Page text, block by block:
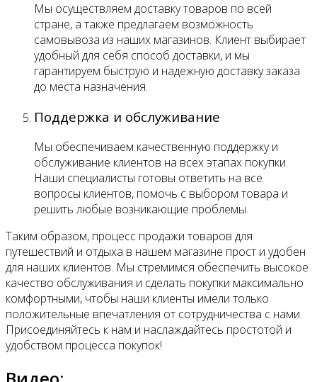
Мы осуществляем доставку товаров по всей
стране, а также предлагаем возможность
самовывоза из наших магазинов. Клиент выбирает
удобный для себя способ доставки, и мы
гарантируем быструю и надежную доставку заказа
до места назначения.
Поддержка и обслуживание
Мы обеспечиваем качественную поддержку и
обслуживание клиентов на всех этапах покупки.
Наши специалисты готовы ответить на все
вопросы клиентов, помочь с выбором товара и
решить любые возникающие проблемы.
Таким образом, процесс продажи товаров для
путешествий и отдыха в нашем магазине прост и удобен
для наших клиентов. Мы стремимся обеспечить высокое
качество обслуживания и сделать покупки максимально
комфортными, чтобы наши клиенты имели только
положительные впечатления от сотрудничества с нами.
Присоединяйтесь к нам и наслаждайтесь простотой и
удобством процесса покупок!